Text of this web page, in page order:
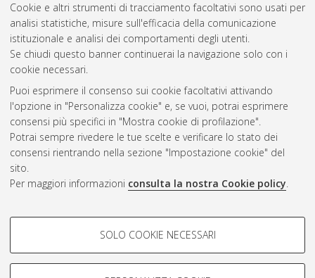
Cookie e altri strumenti di tracciamento facoltativi sono usati per
analisi statistiche, misure sull'efficacia della comunicazione
istituzionale e analisi dei comportamenti degli utenti.
Se chiudi questo banner continuerai la navigazione solo con i
cookie necessari.
Puoi esprimere il consenso sui cookie facoltativi attivando
l'opzione in "Personalizza cookie" e, se vuoi, potrai esprimere
consensi più specifici in "Mostra cookie di profilazione".
Potrai sempre rivedere le tue scelte e verificare lo stato dei
consensi rientrando nella sezione "Impostazione cookie" del
sito.
Per maggiori informazioni consulta la nostra Cookie policy.
COOKIE DI PROFILAZIONE -
Si tratta di cookie utilizzati per analizzare le caratteristiche della
SOLO COOKIE NECESSARI
Gestione del documento:
Atom
Rss 1.0
Rss 2.0
AMS Laurea
Impostazioni Cookie
Informativa sulla privacy
Condizioni d’uso del sito